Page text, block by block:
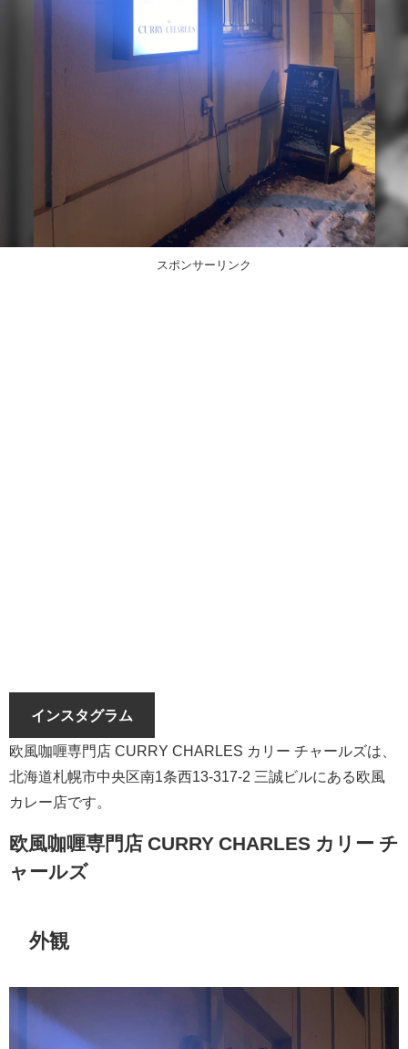
スポンサーリンク
インスタグラム
欧風咖喱専門店 CURRY CHARLES カリー チャールズは、
北海道札幌市中央区南1条西13-317-2 三誠ビルにある欧風
カレー店です。
欧風咖喱専門店 CURRY CHARLES カリー チ
ャールズ
外観